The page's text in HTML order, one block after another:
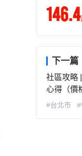
146.4
下一篇
社區攻略
心得（價
#台北市